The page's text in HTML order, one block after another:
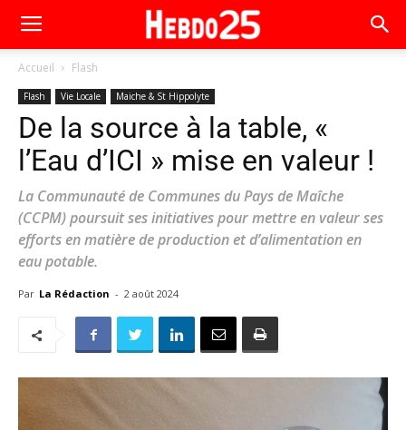
Accueil Flash
Flash Vie Locale Maiche & St Hippolyte
De la source à la table, «
l’Eau d’ICI » mise en valeur !
La Communauté de Communes du Pays de Maîche
(CCPM) poursuit ses initiatives pour mettre en valeur ses
efforts en matière de production et d’alimentation en
eau potable.
Par La Rédaction - 2 août 2024